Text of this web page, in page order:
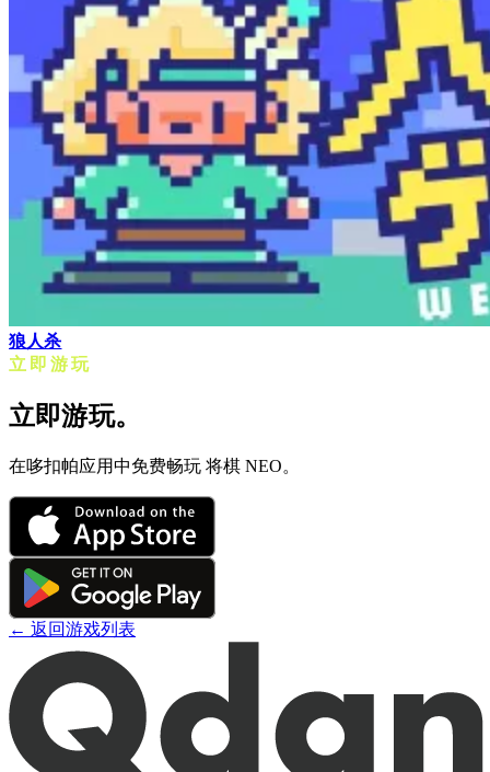
狼人杀
立即游玩
立即游玩。
在哆扣帕应用中免费畅玩 将棋 NEO。
← 返回游戏列表